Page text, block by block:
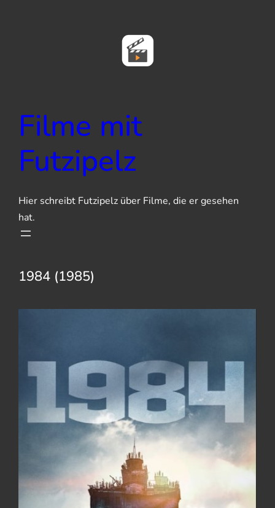
Filme mit
Futzipelz
Hier schreibt Futzipelz über Filme, die er gesehen
hat.
1984 (1985)